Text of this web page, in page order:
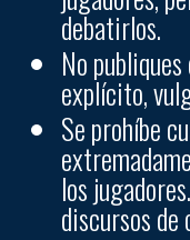
debatirlos.
No
explícito,
Se prohíbe
los
discursos de